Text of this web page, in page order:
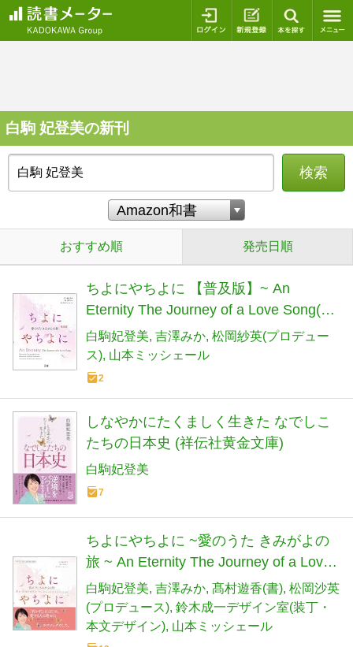
ログイン 新規登録
白駒 妃登美の新刊
検索
おすすめ順 発売日順
ちよにやちよに 【普及版】~ An
Eternity The Journey of a Love Song(バ
イリンガル和英対訳絵本 朗読特典映像
付き)
白駒妃登美 吉澤みか 松岡紗英(プロデュー
ス) 山本ミッシェール
2
しなやかにたくましく生きた なでしこ
たちの日本史 (祥伝社黄金文庫)
白駒妃登美
7
ちよにやちよに ~愛のうた きみがよの
旅 ~ An Eternity The Journey of a Love
Song(バイリンガル和英対訳絵本 朗読特
典映像付き)
白駒妃登美 吉澤みか 髙村遊香(書) 松岡沙英
(プロデュース) 鈴木成一デザイン室(装丁・
本文デザイン) 山本ミッシェール